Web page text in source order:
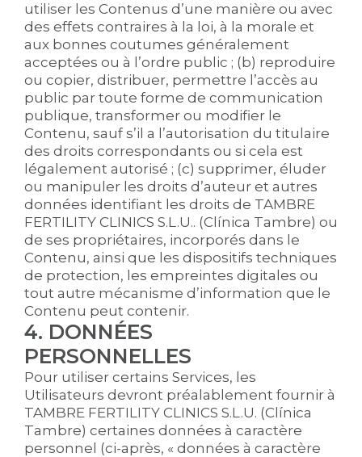
utiliser les Contenus d’une manière ou avec
des effets contraires à la loi, à la morale et
aux bonnes coutumes généralement
acceptées ou à l’ordre public ; (b) reproduire
ou copier, distribuer, permettre l’accès au
public par toute forme de communication
publique, transformer ou modifier le
Contenu, sauf s’il a l’autorisation du titulaire
des droits correspondants ou si cela est
légalement autorisé ; (c) supprimer, éluder
ou manipuler les droits d’auteur et autres
données identifiant les droits de TAMBRE
FERTILITY CLINICS S.L.U.. (Clínica Tambre) ou
de ses propriétaires, incorporés dans le
Contenu, ainsi que les dispositifs techniques
de protection, les empreintes digitales ou
tout autre mécanisme d’information que le
Contenu peut contenir.
4. DONNÉES
PERSONNELLES
Pour utiliser certains Services, les
Utilisateurs devront préalablement fournir à
TAMBRE FERTILITY CLINICS S.L.U. (Clínica
Tambre) certaines données à caractère
personnel (ci-après, « données à caractère